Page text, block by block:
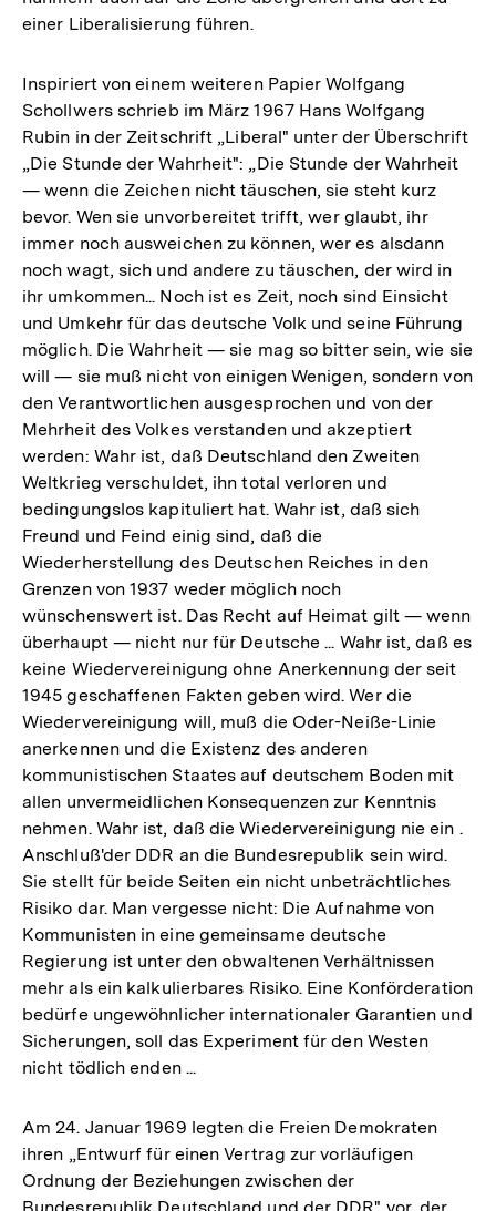
einer Liberalisierung führen.
Inspiriert von einem weiteren Papier Wolfgang
Schollwers schrieb im März 1967 Hans Wolfgang
Rubin in der Zeitschrift „Liberal" unter der Überschrift
„Die Stunde der Wahrheit": „Die Stunde der Wahrheit
— wenn die Zeichen nicht täuschen, sie steht kurz
bevor. Wen sie unvorbereitet trifft, wer glaubt, ihr
immer noch ausweichen zu können, wer es alsdann
noch wagt, sich und andere zu täuschen, der wird in
ihr umkommen... Noch ist es Zeit, noch sind Einsicht
und Umkehr für das deutsche Volk und seine Führung
möglich. Die Wahrheit — sie mag so bitter sein, wie sie
will — sie muß nicht von einigen Wenigen, sondern von
den Verantwortlichen ausgesprochen und von der
Mehrheit des Volkes verstanden und akzeptiert
werden: Wahr ist, daß Deutschland den Zweiten
Weltkrieg verschuldet, ihn total verloren und
bedingungslos kapituliert hat. Wahr ist, daß sich
Freund und Feind einig sind, daß die
Wiederherstellung des Deutschen Reiches in den
Grenzen von 1937 weder möglich noch
wünschenswert ist. Das Recht auf Heimat gilt — wenn
überhaupt — nicht nur für Deutsche ... Wahr ist, daß es
keine Wiedervereinigung ohne Anerkennung der seit
1945 geschaffenen Fakten geben wird. Wer die
Wiedervereinigung will, muß die Oder-Neiße-Linie
anerkennen und die Existenz des anderen
kommunistischen Staates auf deutschem Boden mit
allen unvermeidlichen Konsequenzen zur Kenntnis
nehmen. Wahr ist, daß die Wiedervereinigung nie ein .
Anschluß'der DDR an die Bundesrepublik sein wird.
Sie stellt für beide Seiten ein nicht unbeträchtliches
Risiko dar. Man vergesse nicht: Die Aufnahme von
Kommunisten in eine gemeinsame deutsche
Regierung ist unter den obwaltenen Verhältnissen
mehr als ein kalkulierbares Risiko. Eine Konförderation
bedürfe ungewöhnlicher internationaler Garantien und
Sicherungen, soll das Experiment für den Westen
nicht tödlich enden ...
Am 24. Januar 1969 legten die Freien Demokraten
ihren „Entwurf für einen Vertrag zur vorläufigen
Ordnung der Beziehungen zwischen der
Bundesrepublik Deutschland und der DDR" vor, der